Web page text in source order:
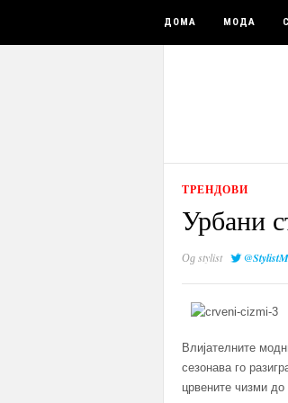
ДОМА МОДА
ТРЕНДОВИ
Урбани
Одstylist
Влијателните
сезонава го
црвените чизми